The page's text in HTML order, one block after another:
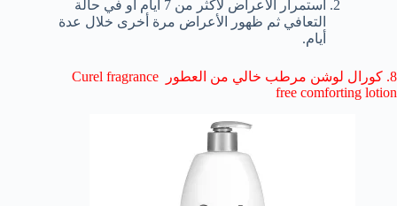
استمرار الأعراض لأكثر من 7 أيام أو في حالة
التعافي ثم ظهور الأعراض مرة أخرى خلال عدة
أيام.
8. كورال لوشن مرطب خالي من العطور Curel fragrance
free comforting lotion